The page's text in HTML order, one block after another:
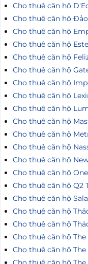
Cho thuê căn hộ
Cho thuê căn hộ
Cho thuê căn hộ
Cho thuê căn hộ
Cho thuê căn hộ
Cho thuê căn hộ
Cho thuê căn hộ
Cho thuê căn hộ
Cho thuê căn hộ
Cho thuê căn hộ
Cho thuê căn hộ
Cho thuê căn hộ
Cho thuê căn hộ
Cho thuê căn hộ
Cho thuê căn hộ Q2
Cho thuê căn hộ Sala
Cho thuê căn hộ
Cho thuê căn hộ
Cho thuê căn hộ
Cho thuê căn hộ